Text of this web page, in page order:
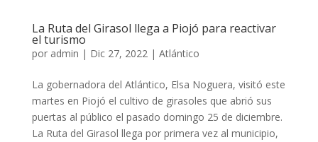
La Ruta del Girasol llega a Piojó para reactivar
el turismo
por admin | Dic 27, 2022| Atlántico
La gobernadora del Atlántico, Elsa Noguera, visitó este
martes en Piojó el cultivo de girasoles que abrió sus
puertas al público el pasado domingo 25 de diciembre.
La Ruta del Girasol llega por primera vez al municipio,